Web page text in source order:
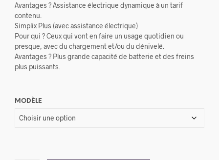
Avantages ? Assistance électrique dynamique à un tarif
contenu.
Simplix Plus (avec assistance électrique)
Pour qui ? Ceux qui vont en faire un usage quotidien ou
presque, avec du chargement et/ou du dénivelé.
Avantages ? Plus grande capacité de batterie et des freins
plus puissants.
MODÈLE